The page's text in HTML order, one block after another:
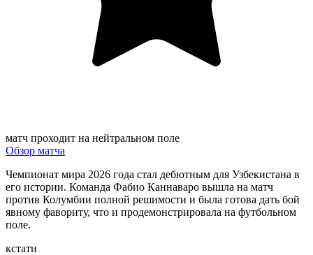
матч проходит на нейтральном поле
Обзор матча
Чемпионат мира 2026 года стал дебютным для Узбекистана в
его истории. Команда Фабио Каннаваро вышла на матч
против Колумбии полной решимости и была готова дать бой
явному фавориту, что и продемонстрировала на футбольном
поле.
кстати